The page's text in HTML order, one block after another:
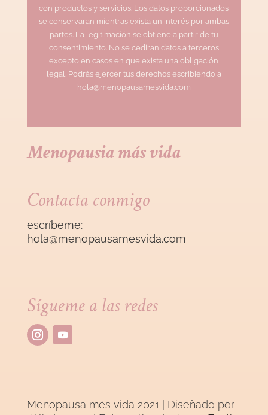
con productos y servicios. Los datos proporcionados
se conservaran mientras exista un interés por ambas
partes. La legitimación se obtiene a partir de tu
consentimiento. No se cediran datos a terceros
excepto en casos en que exista una obligación
legal. Podrás ejercer tus derechos escribiendo a
hola@menopausamesvida.com
Menopausia más vida
Contacta conmigo
escríbeme:
hola@menopausamesvida.com
Sígueme a las redes
Menopausa més vida 2021 | Diseñado por